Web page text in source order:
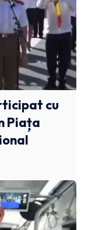
cu
Piața